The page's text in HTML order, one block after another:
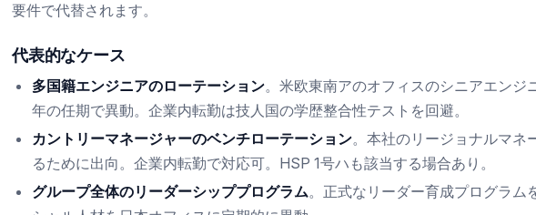
要件で代替されます。
代表的なケース
多国籍エンジニアのローテーション。米欧東南アのオフィスのシニアエンジ
年の任期で異動。企業内転勤は技人国の学歴整合性テストを回避。
カントリーマネージャーのベンチローテーション。本社のリージョナルマネ
るために出向。企業内転勤で対応可。HSP 1号ハも該当する場合あり。
グループ全体のリーダーシッププログラム。正式なリーダー育成プログラム